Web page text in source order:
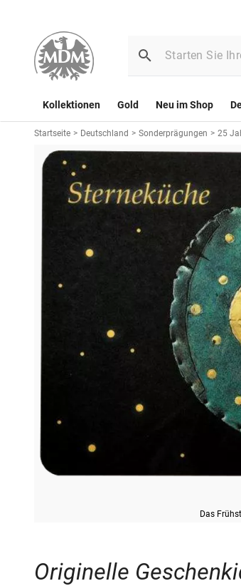
Kollektionen Gold Neu im Shop
Startseite > Deutschland > Sonderprägungen > 25
Das
Originelle